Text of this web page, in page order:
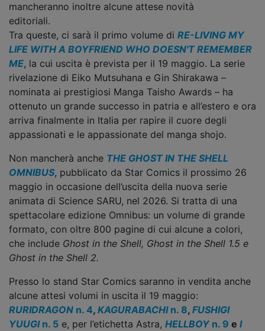
mancheranno inoltre alcune attese novità
editoriali.
Tra queste, ci sarà il primo volume di RE-LIVING MY
LIFE WITH A BOYFRIEND WHO DOESN'T REMEMBER
ME, la cui uscita è prevista per il 19 maggio. La serie
rivelazione di Eiko Mutsuhana e Gin Shirakawa –
nominata ai prestigiosi Manga Taisho Awards – ha
ottenuto un grande successo in patria e all’estero e ora
arriva finalmente in Italia per rapire il cuore degli
appassionati e le appassionate del manga shojo.
Non mancherà anche THE GHOST IN THE SHELL
OMNIBUS, pubblicato da Star Comics il prossimo 26
maggio in occasione dell’uscita della nuova serie
animata di Science SARU, nel 2026. Si tratta di una
spettacolare edizione Omnibus: un volume di grande
formato, con oltre 800 pagine di cui alcune a colori,
che include Ghost in the Shell, Ghost in the Shell 1.5 e
Ghost in the Shell 2.
Presso lo stand Star Comics saranno in vendita anche
alcune attesi volumi in uscita il 19 maggio:
RURIDRAGON n. 4, KAGURABACHIn. 8, FUSHIGI
YUUGIn. 5 e, per l’etichetta Astra, HELLBOY n. 9 e I